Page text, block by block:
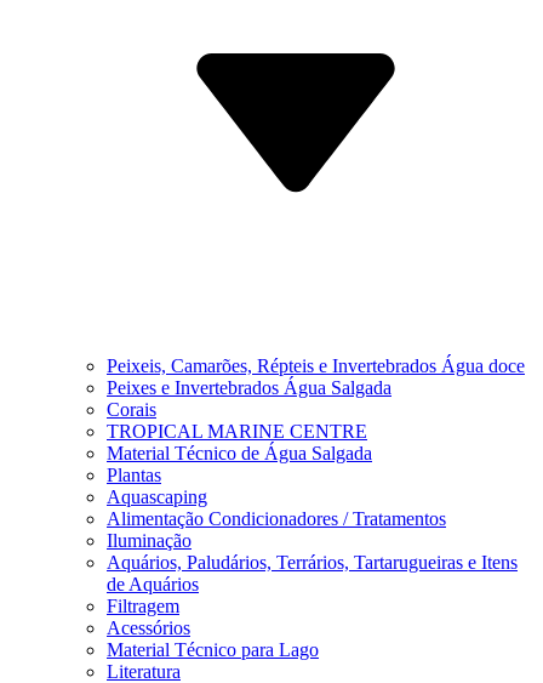
Peixeis, Camarões, Répteis e Invertebrados Água doce
Peixes e Invertebrados Água Salgada
Corais
TROPICAL MARINE CENTRE
Material Técnico de Água Salgada
Plantas
Aquascaping
Alimentação Condicionadores / Tratamentos
Iluminação
Aquários, Paludários, Terrários, Tartarugueiras e Itens
de Aquários
Filtragem
Acessórios
Material Técnico para Lago
Literatura